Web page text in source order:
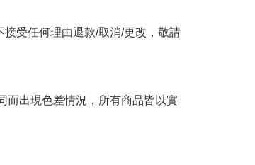
受任何理由退款/取消/更改，敬請
而出現色差情況，所有商品皆以實